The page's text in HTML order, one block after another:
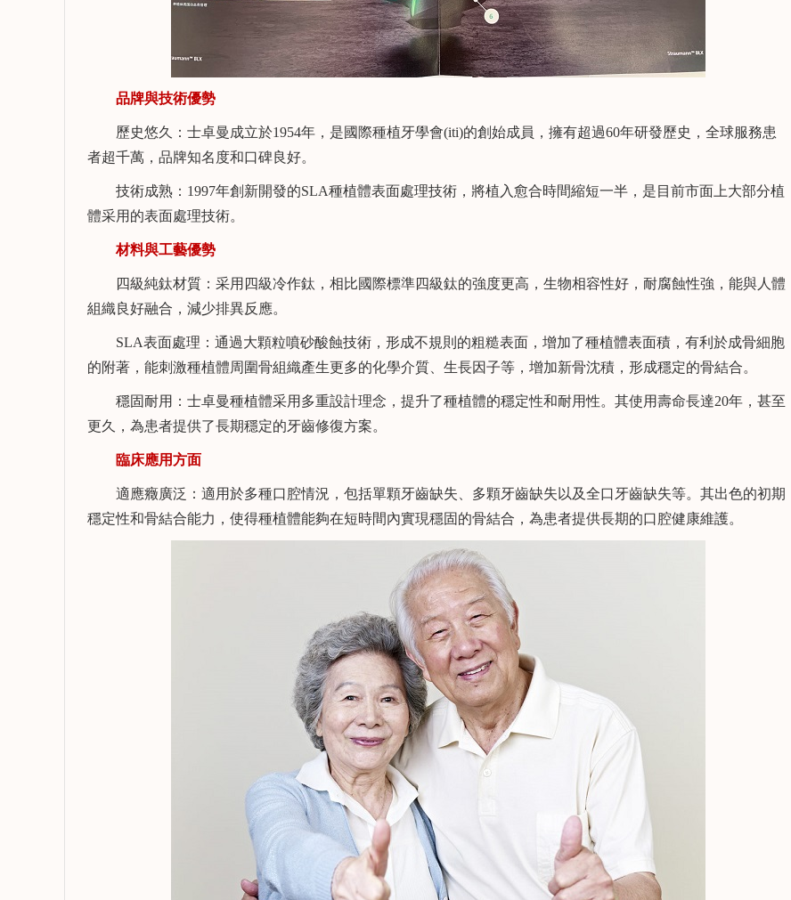
品牌與技術優勢
歷史悠久：士卓曼成立於1954年，是國際種植牙學會(iti)的創始成員，擁有超過60年研發歷史，全球服務患
者超千萬，品牌知名度和口碑良好。
技術成熟：1997年創新開發的SLA種植體表面處理技術，將植入愈合時間縮短一半，是目前市面上大部分植
體采用的表面處理技術。
材料與工藝優勢
四級純鈦材質：采用四級冷作鈦，相比國際標準四級鈦的強度更高，生物相容性好，耐腐蝕性強，能與人體
組織良好融合，減少排異反應。
SLA表面處理：通過大顆粒噴砂酸蝕技術，形成不規則的粗糙表面，增加了種植體表面積，有利於成骨細胞
的附著，能刺激種植體周圍骨組織產生更多的化學介質、生長因子等，增加新骨沈積，形成穩定的骨結合。
穩固耐用‌：士卓曼種植體采用多重設計理念，提升了種植體的穩定性和耐用性。其使用壽命長達20年，甚至
更久，為患者提供了長期穩定的牙齒修復方案。
臨床應用方面
適應癥廣泛：適用於多種口腔情況，包括單顆牙齒缺失、多顆牙齒缺失以及全口牙齒缺失等。其出色的初期
穩定性和骨結合能力，使得種植體能夠在短時間內實現穩固的骨結合，為患者提供長期的口腔健康維護。
執業醫師 口腔醫學學士
療、牙周系統治療、顯微
復，種植冠部修復，口腔
數字化器械使用，微創拔
牙，前牙數字化美學修
復，牙體缺損的直接修復
向Ta提問 查看詳情
執業醫師 全科醫師
擅長：
植、複雜智齒拔除及各類
牙齒的固定和活動修複。
向Ta提問 查看詳情
執業醫師
生齒微創拔除等。有紮實
的理論基礎和豐富的臨床
實踐，善於以多學科理念
爲患者設計全面及合理的
向Ta提問